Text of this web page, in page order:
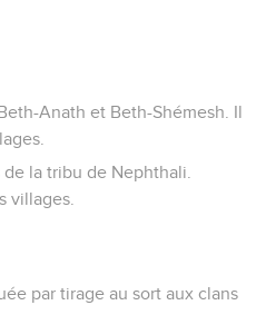
Anath et Beth-Shémesh. Il
la tribu de Nephthali.
villages.
par tirage au sort aux clans